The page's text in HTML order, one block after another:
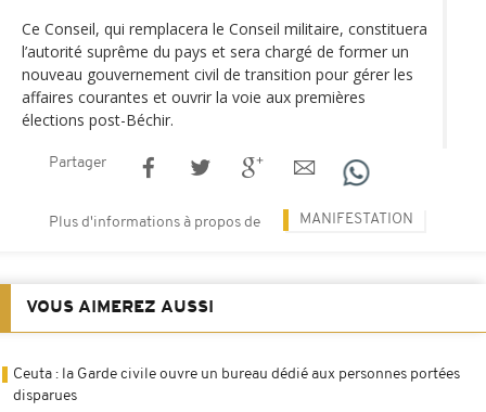
Ce Conseil, qui remplacera le Conseil militaire, constituera
l’autorité suprême du pays et sera chargé de former un
nouveau gouvernement civil de transition pour gérer les
affaires courantes et ouvrir la voie aux premières
élections post-Béchir.
Partager
Plus d'informations à propos de MANIFESTATION
VOUS AIMEREZ AUSSI
Ceuta : la Garde civile ouvre un bureau dédié aux personnes portées
disparues